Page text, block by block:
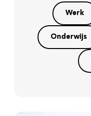
Werk
Onderwijs